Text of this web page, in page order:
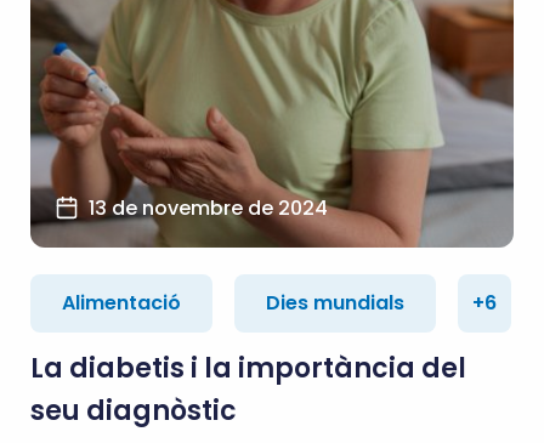
13 de novembre de 2024
Alimentació Dies mundials +6
La diabetis i la importància del
seu diagnòstic